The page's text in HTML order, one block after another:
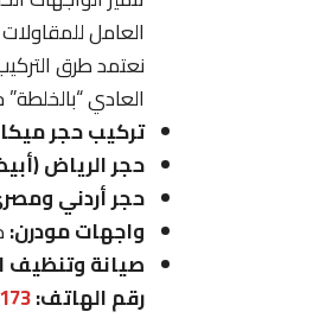
العامل
نعتمد طرق
العادي
تركيب حجر
حجر الرياض
حجر أردني
واجهات مودرن:
صيانة وتنظيف
رقم الهاتف: